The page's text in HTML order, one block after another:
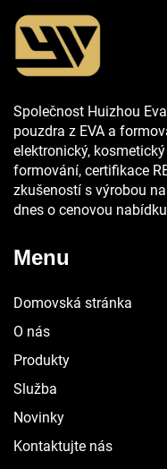
Společnost Huizhou
pouzdra z EVA a
elektronický,
formování, certifikace
zkušeností s výrobou
dnes o cenovou
Menu
Domovská stránka
O nás
Produkty
Služba
Novinky
Kontaktujte nás